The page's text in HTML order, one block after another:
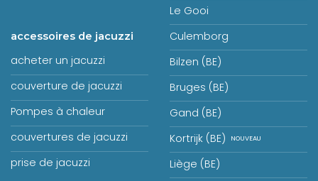
accessoires de jacuzzi
acheter un jacuzzi
couverture de jacuzzi
Pompes à chaleur
couvertures de jacuzzi
prise de jacuzzi
Le Gooi
Culemborg
Bilzen (BE)
Bruges (BE)
Gand (BE)
Kortrijk (BE)
Liège (BE)